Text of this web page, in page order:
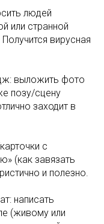
людей
или странной
вирусная
выложить фото
позу/сцену
заходит в
с
(как завязать
и полезно.
написать
(живому или